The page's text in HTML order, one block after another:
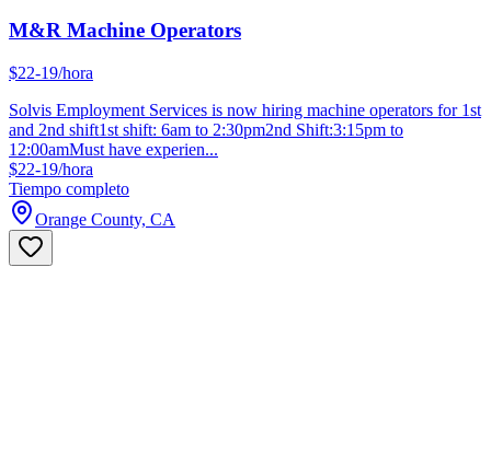
M&R Machine Operators
$22-19/hora
Solvis Employment Services is now hiring machine operators for 1st
and 2nd shift1st shift: 6am to 2:30pm2nd Shift:3:15pm to
12:00amMust have experien...
$22-19/hora
Tiempo completo
Orange County, CA